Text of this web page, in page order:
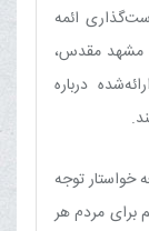
ائمه
مشهد مقدس،
درباره
خواستار توجه
برای مردم هر